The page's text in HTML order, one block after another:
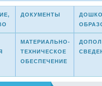
ДОКУМЕНТЫ
МАТЕРИАЛЬНО-
ТЕХНИЧЕСКОЕ
ОБЕСПЕЧЕНИЕ